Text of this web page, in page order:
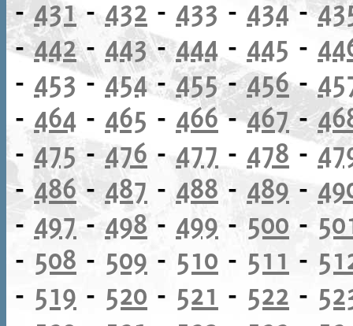
-431- 432 - 433 - 434-
-442- 443-444 - 445 -
- 453-454-455-456-
- 464 - 465 - 466-467-
- 475 -476 - 477 - 478 -
-486- 487 - 488- 489 -
- 497 - 498 - 499 - 500 -
- 508 - 509 - 510 - 511 -
- 519 - 520 - 521 - 522 -